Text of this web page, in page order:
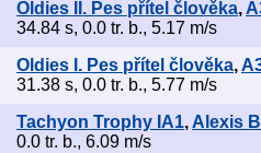
Oldies II. Pes přítel člověka,
34.84 s, 0.0 tr. b., 5.17 m/s
Oldies I. Pes přítel člověka,
31.38 s, 0.0 tr. b., 5.77 m/s
Tachyon Trophy IA1, Alexis
0.0 tr. b., 6.09 m/s